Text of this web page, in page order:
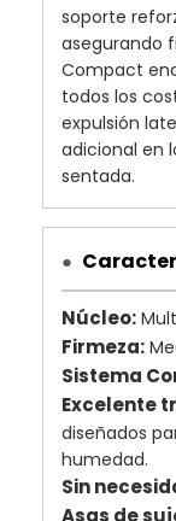
soporte
asegurando
Compact
todos los
expulsión
adicional en
sentada.
●
Núcleo:
Firmeza:
Sistema
Excelente
diseñados
humedad.
Sin
Asas de